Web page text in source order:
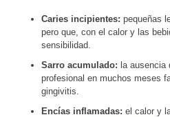
Caries incipientes: pequeñas
pero que, con el calor y las
sensibilidad.
Sarro acumulado: la ausencia
profesional en muchos meses
gingivitis.
Encías inflamadas: el calor y